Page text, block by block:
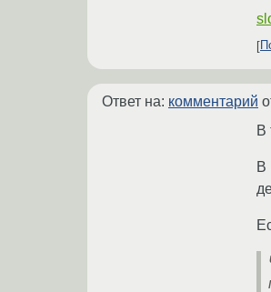
Ответ на: комментарий
В
В